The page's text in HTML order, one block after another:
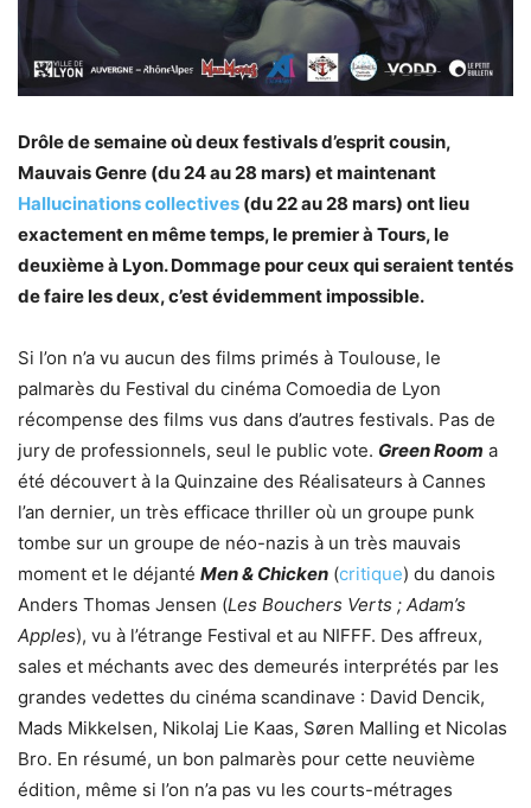
Drôle de semaine où deux festivals d’esprit cousin,
Mauvais Genre (du 24 au 28 mars) et maintenant
Hallucinations collectives (du 22 au 28 mars) ont lieu
exactement en même temps, le premier à Tours, le
deuxième à Lyon. Dommage pour ceux qui seraient tentés
de faire les deux, c’est évidemment impossible.
Si l’on n’a vu aucun des films primés à Toulouse, le
palmarès du Festival du cinéma Comoedia de Lyon
récompense des films vus dans d’autres festivals. Pas de
jury de professionnels, seul le public vote. Green Room a
été découvert à la Quinzaine des Réalisateurs à Cannes
l’an dernier, un très efficace thriller où un groupe punk
tombe sur un groupe de néo-nazis à un très mauvais
moment et le déjanté Men & Chicken (critique) du danois
Anders Thomas Jensen (Les Bouchers Verts ; Adam’s
Apples), vu à l’étrange Festival et au NIFFF. Des affreux,
sales et méchants avec des demeurés interprétés par les
grandes vedettes du cinéma scandinave : David Dencik,
Mads Mikkelsen, Nikolaj Lie Kaas, Søren Malling et Nicolas
Bro. En résumé, un bon palmarès pour cette neuvième
édition, même si l’on n’a pas vu les courts-métrages